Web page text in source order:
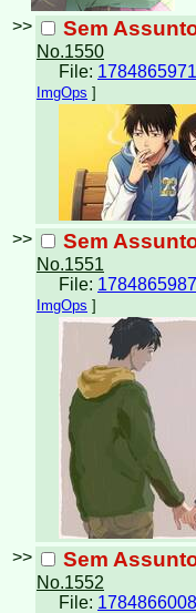
>> Sem
No.1550
File:
ImgOps ]
>> Sem
No.1551
File:
ImgOps ]
>> Sem
No.1552
File: